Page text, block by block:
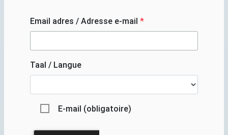
Email adres / Adresse e-mail *
Taal / Langue
E-mail (obligatoire)